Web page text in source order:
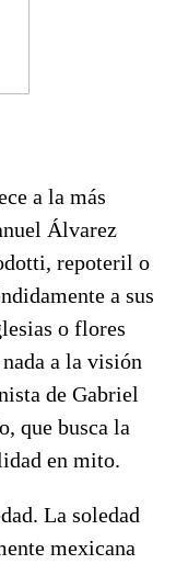
a la más
Álvarez
repoteril o
a sus
o flores
a la visión
de Gabriel
que busca la
en mito.
La soledad
mexicana